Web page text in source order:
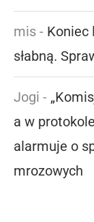
mis - Koniec
słabną.
Jogi -
a w
alarmuje o
mrozowych